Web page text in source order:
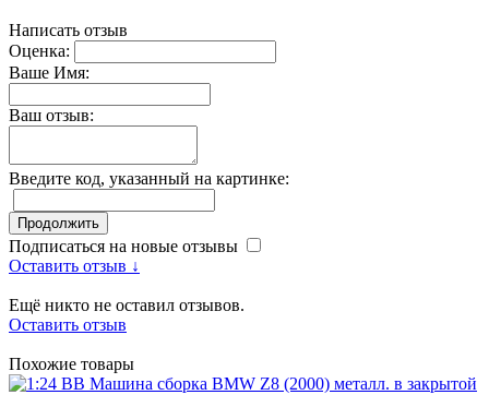
Написать отзыв
Оценка:
Ваше Имя:
Ваш отзыв:
Введите код, указанный на картинке:
Продолжить
Подписаться на новые отзывы
Оставить отзыв ↓
Ещё никто не оставил отзывов.
Оставить отзыв
Похожие товары